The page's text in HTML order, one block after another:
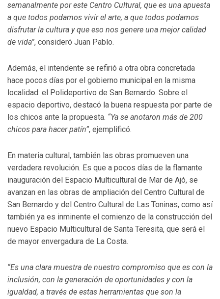
semanalmente por este Centro Cultural, que es una apuesta
a que todos podamos vivir el arte, a que todos podamos
disfrutar la cultura y que eso nos genere una mejor calidad
de vida”, consideró Juan Pablo.
Además, el intendente se refirió a otra obra concretada
hace pocos días por el gobierno municipal en la misma
localidad: el Polideportivo de San Bernardo. Sobre el
espacio deportivo, destacó la buena respuesta por parte de
los chicos ante la propuesta. “Ya se anotaron más de 200
chicos para hacer patín”, ejemplificó.
En materia cultural, también las obras promueven una
verdadera revolución. Es que a pocos días de la flamante
inauguración del Espacio Multicultural de Mar de Ajó, se
avanzan en las obras de ampliación del Centro Cultural de
San Bernardo y del Centro Cultural de Las Toninas, como así
también ya es inminente el comienzo de la construcción del
nuevo Espacio Multicultural de Santa Teresita, que será el
de mayor envergadura de La Costa.
“Es una clara muestra de nuestro compromiso que es con la
inclusión, con la generación de oportunidades y con la
igualdad, a través de estas herramientas que son la